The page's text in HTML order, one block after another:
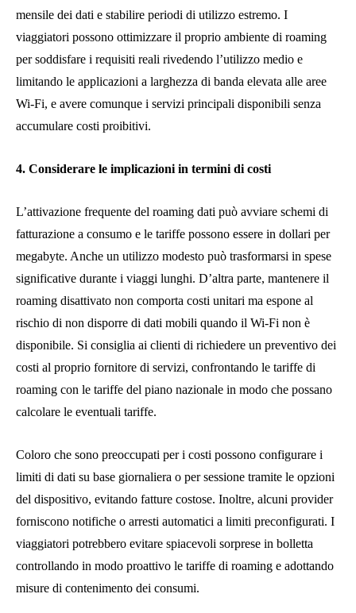
mensile dei dati e stabilire periodi di utilizzo estremo. I
viaggiatori possono ottimizzare il proprio ambiente di roaming
per soddisfare i requisiti reali rivedendo l’utilizzo medio e
limitando le applicazioni a larghezza di banda elevata alle aree
Wi-Fi, e avere comunque i servizi principali disponibili senza
accumulare costi proibitivi.
4. Considerare le implicazioni in termini di costi
L’attivazione frequente del roaming dati può avviare schemi di
fatturazione a consumo e le tariffe possono essere in dollari per
megabyte. Anche un utilizzo modesto può trasformarsi in spese
significative durante i viaggi lunghi. D’altra parte, mantenere il
roaming disattivato non comporta costi unitari ma espone al
rischio di non disporre di dati mobili quando il Wi-Fi non è
disponibile. Si consiglia ai clienti di richiedere un preventivo dei
costi al proprio fornitore di servizi, confrontando le tariffe di
roaming con le tariffe del piano nazionale in modo che possano
calcolare le eventuali tariffe.
Coloro che sono preoccupati per i costi possono configurare i
limiti di dati su base giornaliera o per sessione tramite le opzioni
del dispositivo, evitando fatture costose. Inoltre, alcuni provider
forniscono notifiche o arresti automatici a limiti preconfigurati. I
viaggiatori potrebbero evitare spiacevoli sorprese in bolletta
controllando in modo proattivo le tariffe di roaming e adottando
misure di contenimento dei consumi.